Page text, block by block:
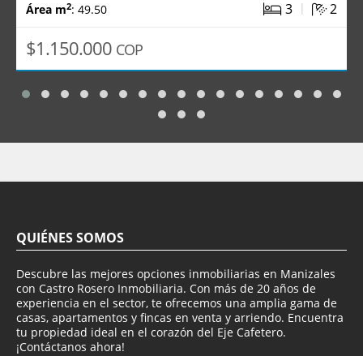
Área m2: 49.50 3 | 2
$1.150.000 COP
QUIÉNES SOMOS
Descubre las mejores opciones inmobiliarias en Manizales
con Castro Rosero Inmobiliaria. Con más de 20 años de
experiencia en el sector, te ofrecemos una amplia gama de
casas, apartamentos y fincas en venta y arriendo. Encuentra
tu propiedad ideal en el corazón del Eje Cafetero.
¡Contáctanos ahora!